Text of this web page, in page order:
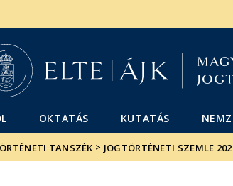
OKTATÁS KUTATÁS
TANSZÉK > JOGTÖRTÉNETI SZEMLE